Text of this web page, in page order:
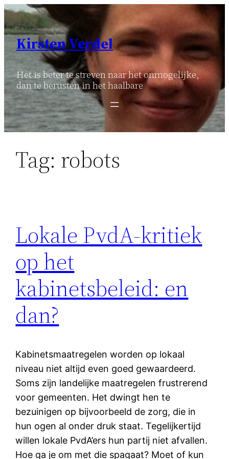
Ga
naar
inhoud
Kirsten Verdel
Het is beter te streven naar het onmogelijke,
dan te berusten in het haalbare
Tag: robots
Lokale PvdA-kritiek
op het
kabinetsbeleid: en
dan?
Kabinetsmaatregelen worden op lokaal
niveau niet altijd even goed gewaardeerd.
Soms zijn landelijke maatregelen frustrerend
voor gemeenten. Het dwingt hen te
bezuinigen op bijvoorbeeld de zorg, die in
hun ogen al onder druk staat. Tegelijkertijd
willen lokale PvdA’ers hun partij niet afvallen.
Hoe ga je om met die spagaat? Moet of kun